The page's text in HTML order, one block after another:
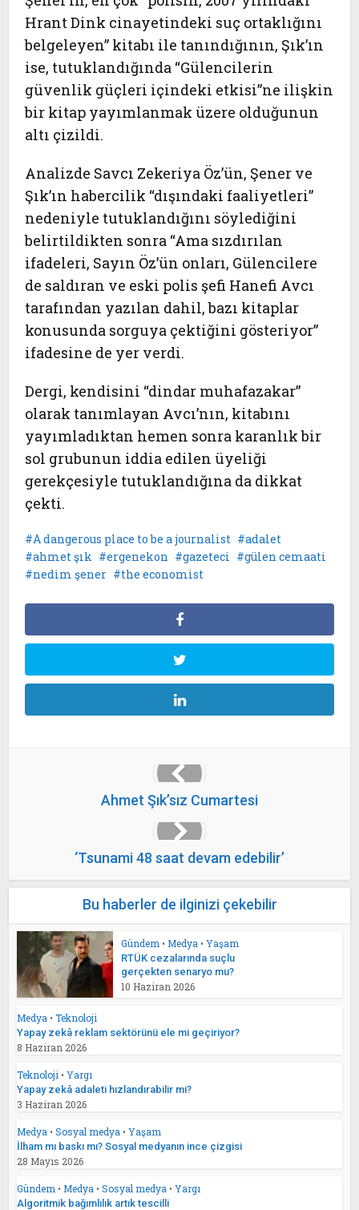
Hrant Dink cinayetindeki suç ortaklığını
belgeleyen” kitabı ile tanındığının, Şık’ın
ise, tutuklandığında “Gülencilerin
güvenlik güçleri içindeki etkisi”ne ilişkin
bir kitap yayımlanmak üzere olduğunun
altı çizildi.
Analizde Savcı Zekeriya Öz’ün, Şener ve
Şık’ın habercilik “dışındaki faaliyetleri”
nedeniyle tutuklandığını söylediğini
belirtildikten sonra “Ama sızdırılan
ifadeleri, Sayın Öz’ün onları, Gülencilere
de saldıran ve eski polis şefi Hanefi Avcı
tarafından yazılan dahil, bazı kitaplar
konusunda sorguya çektiğini gösteriyor”
ifadesine de yer verdi.
Dergi, kendisini “dindar muhafazakar”
olarak tanımlayan Avcı’nın, kitabını
yayımladıktan hemen sonra karanlık bir
sol grubunun iddia edilen üyeliği
gerekçesiyle tutuklandığına da dikkat
çekti.
A dangerous place to be a journalist
adalet
ahmet şık
ergenekon gazeteci
gülen cemaati
nedim şener
the economist
Ahmet Şık’sız Cumartesi
‘Tsunami 48 saat devam edebilir’
Bu haberler de ilginizi çekebilir
Gündem • Medya • Yaşam
RTÜK cezalarında suçlu
gerçekten senaryo mu?
10 Haziran 2026
Medya • Teknoloji
Yapay zekâ reklam sektörünü ele mi geçiriyor?
8 Haziran 2026
Teknoloji • Yargı
Yapay zekâ adaleti hızlandırabilir mi?
3 Haziran 2026
Medya • Sosyal medya • Yaşam
İlham mı baskı mı? Sosyal medyanın ince çizgisi
28 Mayıs 2026
Gündem • Medya • Sosyal medya • Yargı
Algoritmik bağımlılık artık tescilli